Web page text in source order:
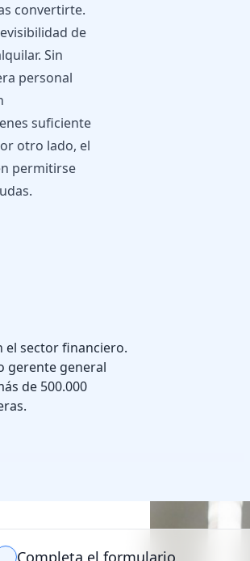
convertirte.
de
Sin
personal
suficiente
otro lado, el
permitirse
el sector financiero.
gerente general
de 500.000
Completa el formulario